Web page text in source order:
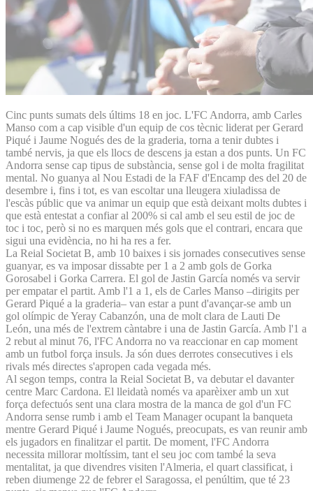
Cinc punts sumats dels últims 18 en joc. L'FC Andorra, amb Carles
Manso com a cap visible d'un equip de cos tècnic liderat per Gerard
Piqué i Jaume Nogués des de la graderia, torna a tenir dubtes i
també nervis, ja que els llocs de descens ja estan a dos punts. Un FC
Andorra sense cap tipus de substància, sense gol i de molta fragilitat
mental. No guanya al Nou Estadi de la FAF d'Encamp des del 20 de
desembre i, fins i tot, es van escoltar una lleugera xiuladissa de
l'escàs públic que va animar un equip que està deixant molts dubtes i
que està entestat a confiar al 200% si cal amb el seu estil de joc de
toc i toc, però si no es marquen més gols que el contrari, encara que
sigui una evidència, no hi ha res a fer.
La Reial Societat B, amb 10 baixes i sis jornades consecutives sense
guanyar, es va imposar dissabte per 1 a 2 amb gols de Gorka
Gorosabel i Gorka Carrera. El gol de Jastin García només va servir
per empatar el partit. Amb l'1 a 1, els de Carles Manso –dirigits per
Gerard Piqué a la graderia– van estar a punt d'avançar-se amb un
gol olímpic de Yeray Cabanzón, una de molt clara de Lauti De
León, una més de l'extrem càntabre i una de Jastin García. Amb l'1 a
2 rebut al minut 76, l'FC Andorra no va reaccionar en cap moment
amb un futbol força insuls. Ja són dues derrotes consecutives i els
rivals més directes s'apropen cada vegada més.
Al segon temps, contra la Reial Societat B, va debutar el davanter
centre Marc Cardona. El lleidatà només va aparèixer amb un xut
força defectuós sent una clara mostra de la manca de gol d'un FC
Andorra sense rumb i amb el Team Manager ocupant la banqueta
mentre Gerard Piqué i Jaume Nogués, preocupats, es van reunir amb
els jugadors en finalitzar el partit. De moment, l'FC Andorra
necessita millorar moltíssim, tant el seu joc com també la seva
mentalitat, ja que divendres visiten l'Almeria, el quart classificat, i
reben diumenge 22 de febrer el Saragossa, el penúltim, que té 23